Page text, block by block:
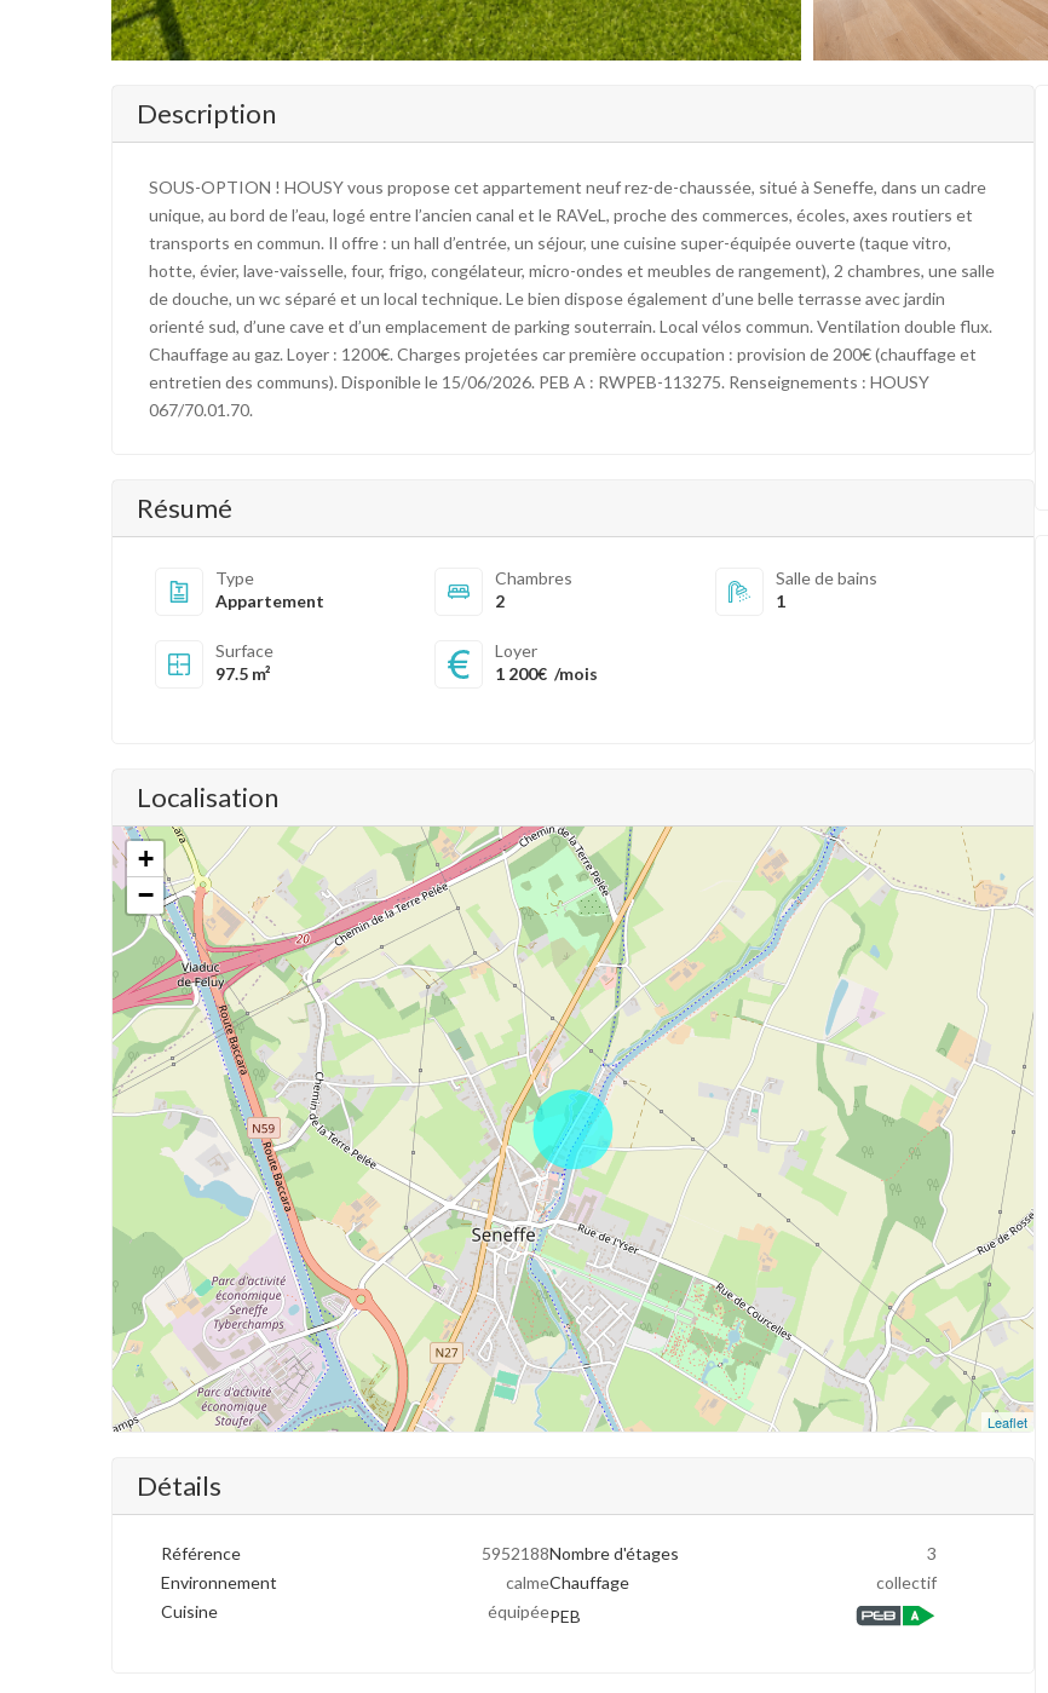
Description
SOUS-OPTION ! HOUSY vous propose cet appartement neuf rez-de-chaussée, situé à Seneffe, dans un cadre
unique, au bord de l’eau, logé entre l’ancien canal et le RAVeL, proche des commerces, écoles, axes routiers et
transports en commun. Il offre : un hall d’entrée, un séjour, une cuisine super-équipée ouverte (taque vitro,
hotte, évier, lave-vaisselle, four, frigo, congélateur, micro-ondes et meubles de rangement), 2 chambres, une salle
de douche, un wc séparé et un local technique. Le bien dispose également d’une belle terrasse avec jardin
orienté sud, d’une cave et d’un emplacement de parking souterrain. Local vélos commun. Ventilation double flux.
Chauffage au gaz. Loyer : 1200€. Charges projetées car première occupation : provision de 200€ (chauffage et
entretien des communs). Disponible le 15/06/2026. PEB A : RWPEB-113275. Renseignements : HOUSY
067/70.01.70.
Résumé
Type
Appartement
Chambres
2
Salle de bains
1
Surface
97.5 m²
Loyer
1 200€ /mois
Localisation
+
−
Leaflet
Détails
Référence 5952188Nombre d'étages
3
Environnement
calmeChauffage
collectif
Cuisine
équipéePEB